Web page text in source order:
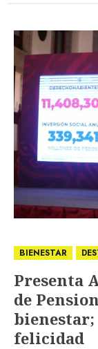
BIENESTAR
Presenta
de
felicidad